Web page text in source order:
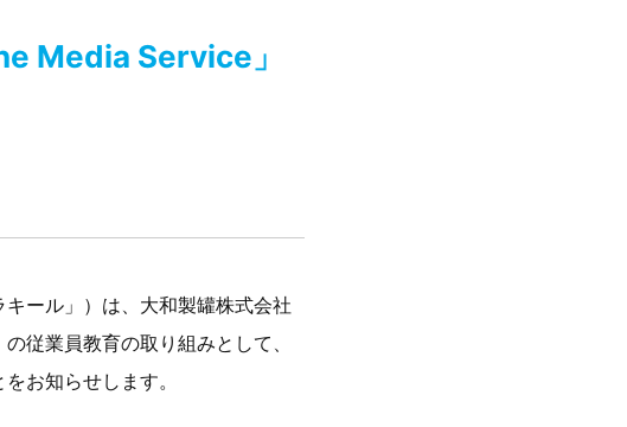
Media Service」
ール」）は、大和製罐株式会社
従業員教育の取り組みとして、
お知らせします。